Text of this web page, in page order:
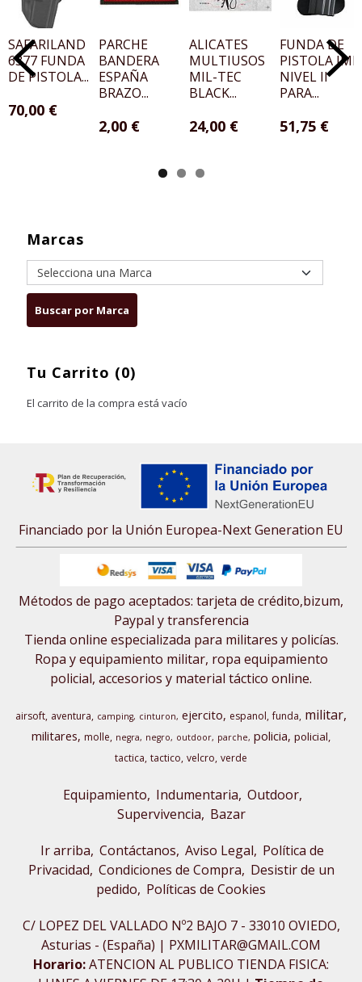
Marcas
Tu Carrito (0)
El carrito de la compra está vacío
SAFARILAND
6377 FUNDA
DE PISTOLA...
70,00 €
PARCHE
BANDERA
ESPAÑA
BRAZO...
2,00 €
ALICATES
MULTIUSOS
MIL-TEC
BLACK...
24,00 €
FUNDA DE
PISTOLA IMI
NIVEL II
PARA...
51,75 €
Financiado por la Unión Europea-Next Generation EU
Métodos de pago aceptados: tarjeta de crédito,bizum,
Paypal y transferencia
Tienda online especializada para militares y policías.
Ropa y equipamiento militar, ropa equipamiento
policial, accesorios y material táctico online.
airsoft aventura camping cinturon ejercito espanol funda militar
militares molle negra negro outdoor parche policia policial
tactica tactico velcro verde
Equipamiento Indumentaria Outdoor,
Supervivencia Bazar
Ir arriba Contáctanos Aviso Legal Política de
Privacidad Condiciones de Compra Desistir de un
pedido Políticas de Cookies
C/ LOPEZ DEL VALLADO Nº2 BAJO 7 - 33010 OVIEDO,
Asturias - (España) | PXMILITAR@GMAIL.COM
Horario:ATENCION AL PUBLICO TIENDA FISICA: